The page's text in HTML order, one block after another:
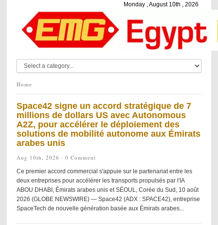
Monday , August 10th , 2026
Home
Space42 signe un accord stratégique de 7
millions de dollars US avec Autonomous
A2Z, pour accélérer le déploiement des
solutions de mobilité autonome aux Émirats
arabes unis
Aug 10th, 2026 · 0 Comment
Ce premier accord commercial s'appuie sur le partenariat entre les
deux entreprises pour accélérer les transports propulsés par l'IA
ABOU DHABI, Émirats arabes unis et SÉOUL, Corée du Sud, 10 août
2026 (GLOBE NEWSWIRE) — Space42 (ADX : SPACE42), entreprise
SpaceTech de nouvelle génération basée aux Émirats arabes...